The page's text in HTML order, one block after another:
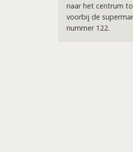
naar het centrum
voorbij de
nummer 122.